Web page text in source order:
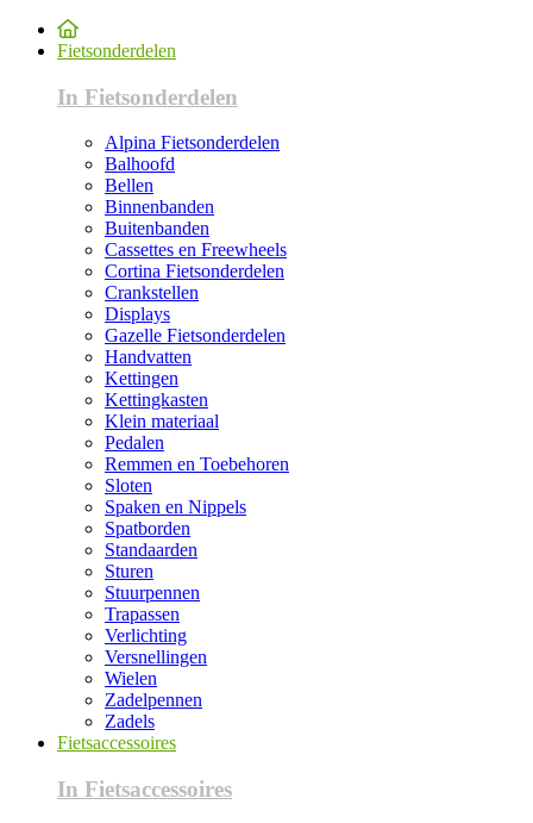
Fietsonderdelen
In Fietsonderdelen
Alpina Fietsonderdelen
Balhoofd
Bellen
Binnenbanden
Buitenbanden
Cassettes en Freewheels
Cortina Fietsonderdelen
Crankstellen
Displays
Gazelle Fietsonderdelen
Handvatten
Kettingen
Kettingkasten
Klein materiaal
Pedalen
Remmen en Toebehoren
Sloten
Spaken en Nippels
Spatborden
Standaarden
Sturen
Stuurpennen
Trapassen
Verlichting
Versnellingen
Wielen
Zadelpennen
Zadels
Fietsaccessoires
In Fietsaccessoires